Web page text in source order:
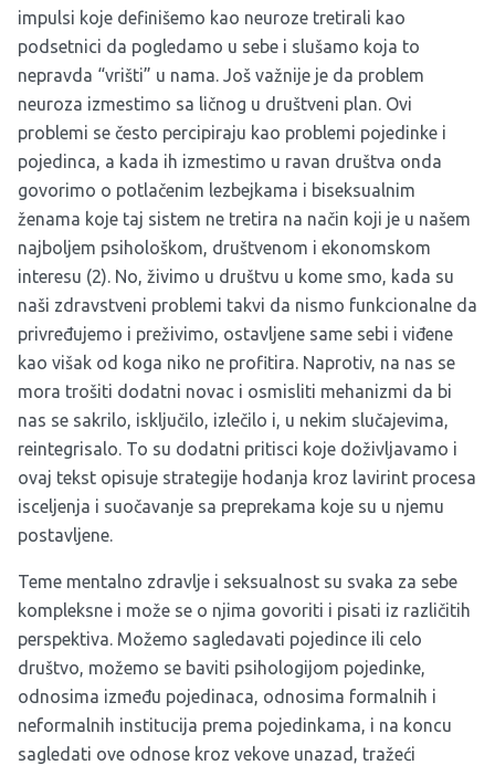
impulsi koje definišemo kao neuroze tretirali kao
podsetnici da pogledamo u sebe i slušamo koja to
nepravda “vrišti” u nama. Još važnije je da problem
neuroza izmestimo sa ličnog u društveni plan. Ovi
problemi se često percipiraju kao problemi pojedinke i
pojedinca, a kada ih izmestimo u ravan društva onda
govorimo o potlačenim lezbejkama i biseksualnim
ženama koje taj sistem ne tretira na način koji je u našem
najboljem psihološkom, društvenom i ekonomskom
interesu (2). No, živimo u društvu u kome smo, kada su
naši zdravstveni problemi takvi da nismo funkcionalne da
privređujemo i preživimo, ostavljene same sebi i viđene
kao višak od koga niko ne profitira. Naprotiv, na nas se
mora trošiti dodatni novac i osmisliti mehanizmi da bi
nas se sakrilo, isključilo, izlečilo i, u nekim slučajevima,
reintegrisalo. To su dodatni pritisci koje doživljavamo i
ovaj tekst opisuje strategije hodanja kroz lavirint procesa
isceljenja i suočavanje sa preprekama koje su u njemu
postavljene.
Teme mentalno zdravlje i seksualnost su svaka za sebe
kompleksne i može se o njima govoriti i pisati iz različitih
perspektiva. Možemo sagledavati pojedince ili celo
društvo, možemo se baviti psihologijom pojedinke,
odnosima između pojedinaca, odnosima formalnih i
neformalnih institucija prema pojedinkama, i na koncu
sagledati ove odnose kroz vekove unazad, tražeći